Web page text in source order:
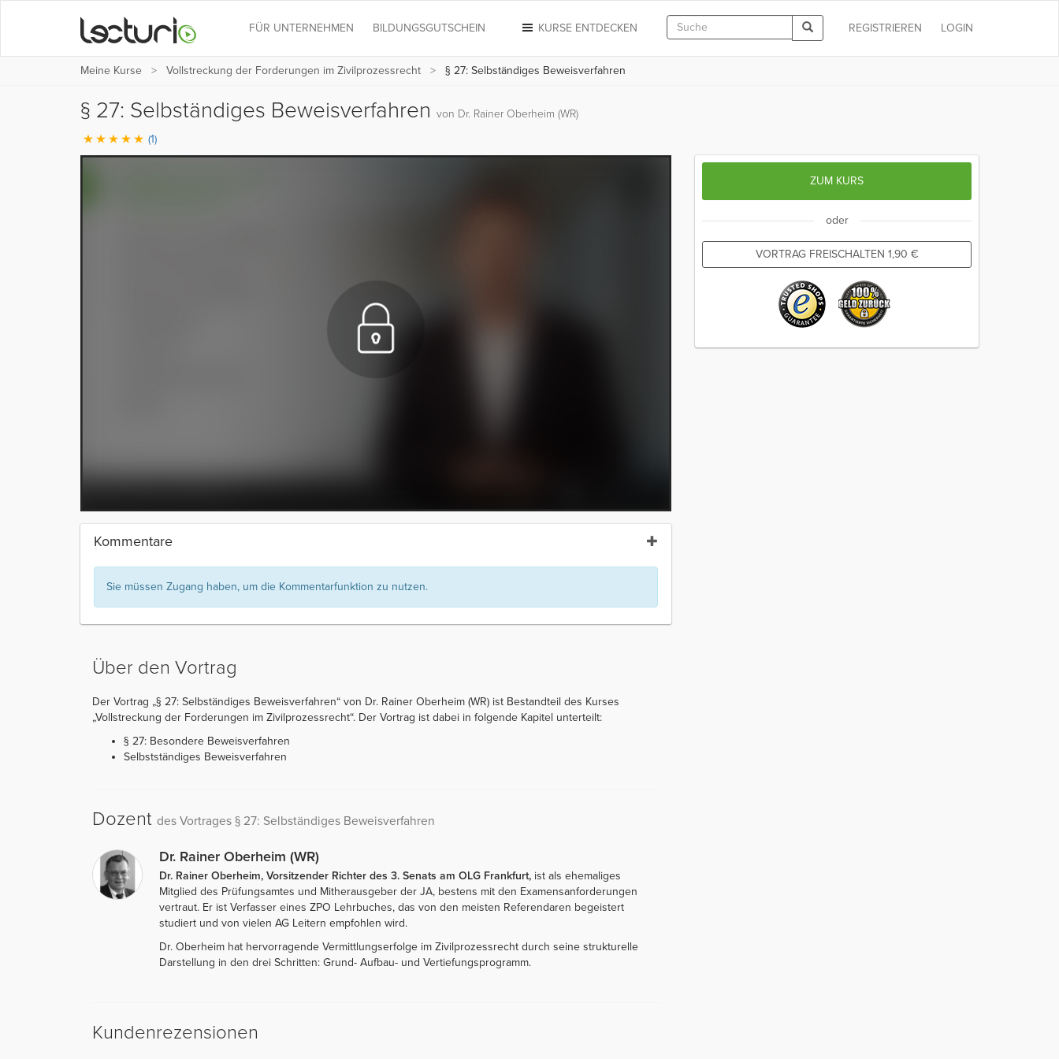
LOGIN
REGISTRIEREN
KURSE ENTDECKEN
FÜR UNTERNEHMEN BILDUNGSGUTSCHEIN
Meine Kurse Vollstreckung der Forderungen im Zivilprozessrecht § 27: Selbständiges Beweisverfahren
§ 27: Selbständiges Beweisverfahren von Dr. Rainer Oberheim (WR)
(1)
Kommentare
Sie müssen Zugang haben, um die Kommentarfunktion zu nutzen.
Über den Vortrag
Der Vortrag „§ 27: Selbständiges Beweisverfahren“ von Dr. Rainer Oberheim (WR) ist Bestandteil des Kurses
„Vollstreckung der Forderungen im Zivilprozessrecht“. Der Vortrag ist dabei in folgende Kapitel unterteilt:
§ 27: Besondere Beweisverfahren
Selbstständiges Beweisverfahren
Dozent des Vortrages § 27: Selbständiges Beweisverfahren
Dr. Rainer Oberheim (WR)
Dr. Rainer Oberheim, Vorsitzender Richter des 3. Senats am OLG Frankfurt, ist als ehemaliges
Mitglied des Prüfungsamtes und Mitherausgeber der JA, bestens mit den Examensanforderungen
vertraut. Er ist Verfasser eines ZPO Lehrbuches, das von den meisten Referendaren begeistert
studiert und von vielen AG Leitern empfohlen wird.
Dr. Oberheim hat hervorragende Vermittlungserfolge im Zivilprozessrecht durch seine strukturelle
Darstellung in den drei Schritten: Grund- Aufbau- und Vertiefungsprogramm.
Kundenrezensionen
ZUM KURS
oder
VORTRAG FREISCHALTEN 1,90 €